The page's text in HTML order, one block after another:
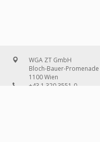
WGA ZT GmbH
Bloch-Bauer-Promenade
1100 Wien
+43 1 320 3551-0